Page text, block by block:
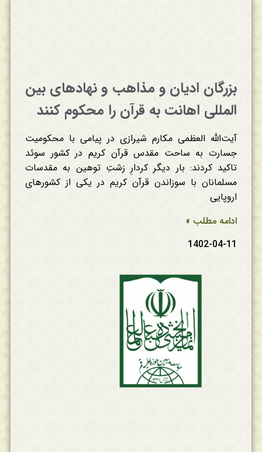
بزرگان ادیان و مذاهب و نهادهای بین
المللی اهانت به قرآن را محکوم کنند
آیت‌الله العظمی مکارم شیرازی در پیامی با محکومیت
جسارت به ساحت مقدس قرآن کریم در کشور سوئد
تاکید کردند: بار دیگر کردارِ زشتِ توهین به مقدسات
مسلمانان با سوزاندن قرآن کریم در یکی از کشورهای
اروپایی
ادامه مطلب »
1402-04-11